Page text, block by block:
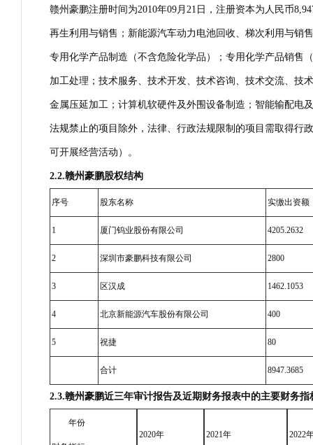
赣州豪鹏注册时间为2010年09月21日，注册资本为人民币
再生利用与销售；新能源汽车动力电池回收、梯次利用与销
专用化学产品制造（不含危险化学品）；专用化学产品销售
加工处理；技术服务、技术开发、技术咨询、技术交流、技
金属压延加工；计算机软硬件及外围设备制造；智能输配电
法规禁止的项目除外，法律、行政法规限制的项目需取得行
可开展经营活动）。
2.2.赣州豪鹏股权结构
序号 股东名称 实缴出资额
1 厦门钨业股份有限公司 4205.2632
2 深圳市豪鹏科技有限公司 2800
3 区汉成 1462.1053
4 北京新能源汽车股份有限公司 400
5 祝捷 80
合计 8947.3685
2.3.赣州豪鹏近三年审计报告及近期财务报表中的主要财务指
年份
2020年 2021年 2022